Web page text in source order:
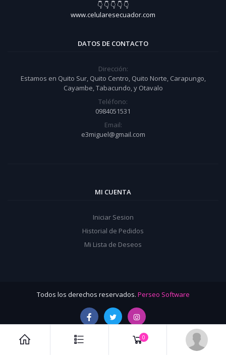
👇 👇 👇 👇 👇
www.celularesecuador.com
DATOS DE CONTACTO
Dirección:
Estamos en Quito Sur, Quito Centro, Quito Norte, Carapungo,
Cayambe, Tabacundo, y Otavalo
Teléfono:
0984051531
Email:
e3miguel@gmail.com
MI CUENTA
Iniciar Sesion
Historial de Pedidos
Mi Lista de Deseos
Todos los derechos reservados. Perseo Software
0